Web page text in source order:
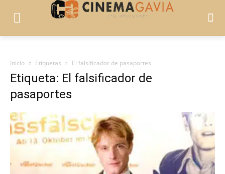
Inicio Etiquetas El falsificador de pasaportes
Etiqueta: El falsificador de
pasaportes